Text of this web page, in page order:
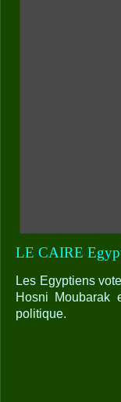
LE CAIRE
Les Egyptiens
Hosni Moubarak
politique.